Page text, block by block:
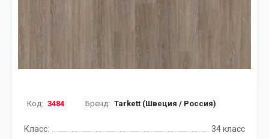
Код: 3484 Бренд: Tarkett (Швеция / Россия)
Класс:
34 класс